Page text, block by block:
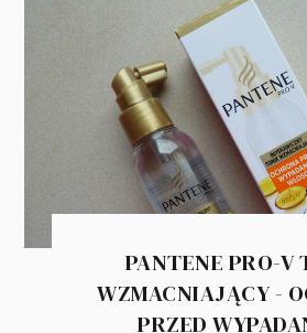
PANTENE PRO-V
WZMACNIAJĄCY -
PRZED